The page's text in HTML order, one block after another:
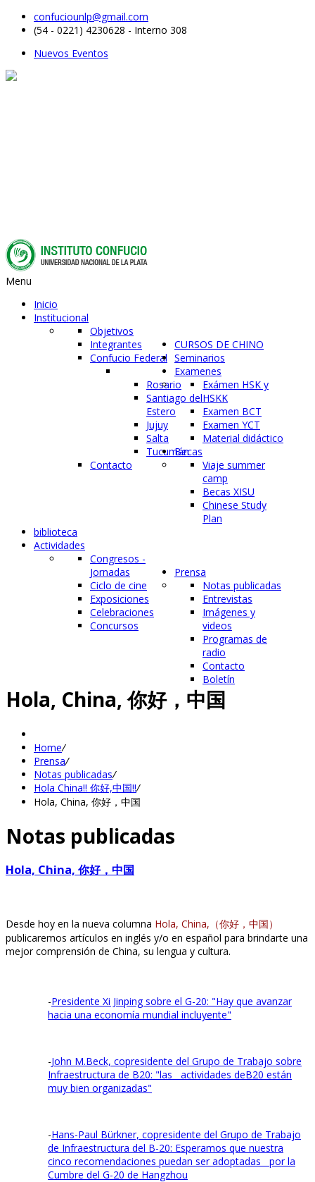
confuciounlp@gmail.com
(54 - 0221) 4230628 - Interno 308
Nuevos Eventos
Menu
Inicio
Institucional
Objetivos
Integrantes
Confucio Federal
Rosario
Santiago del
Estero
Jujuy
Salta
Tucumán
Contacto
CURSOS DE CHINO
Seminarios
Examenes
Exámen HSK y
HSKK
Examen BCT
Examen YCT
Material didáctico
Becas
Viaje summer
camp
Becas XISU
Chinese Study
Plan
biblioteca
Actividades
Congresos -
Jornadas
Ciclo de cine
Exposiciones
Celebraciones
Concursos
Prensa
Notas publicadas
Entrevistas
Imágenes y
videos
Programas de
radio
Contacto
Boletín
Hola, China, 你好，中国
Home/
Prensa/
Notas publicadas/
Hola China!! 你好,中国!!/
Hola, China, 你好，中国
Notas publicadas
Hola, China, 你好，中国
Desde hoy en la nueva columna Hola, China,（你好，中国）
publicaremos artículos en inglés y/o en español para brindarte una
mejor comprensión de China, su lengua y cultura.
-Presidente Xi Jinping sobre el G-20: "Hay que avanzar
hacia una economía mundial incluyente"
-John M.Beck, copresidente del Grupo de Trabajo sobre
Infraestructura de B20: "las actividades deB20 están
muy bien organizadas"
-Hans-Paul Bürkner, copresidente del Grupo de Trabajo
de Infraestructura del B-20: Esperamos que nuestra
cinco recomendaciones puedan ser adoptadas por la
Cumbre del G-20 de Hangzhou